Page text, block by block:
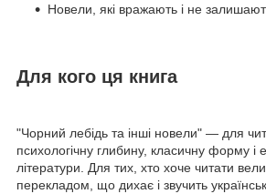
Новели, які вражають і не
Для кого ця книга
"Чорний лебідь та інші новели" — для
психологічну глибину, класичну форму і
літератури. Для тих, хто хоче читати
перекладом, що дихає і звучить